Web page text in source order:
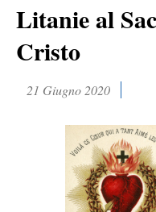
Litanie al
Cristo
21 Giugno 2020